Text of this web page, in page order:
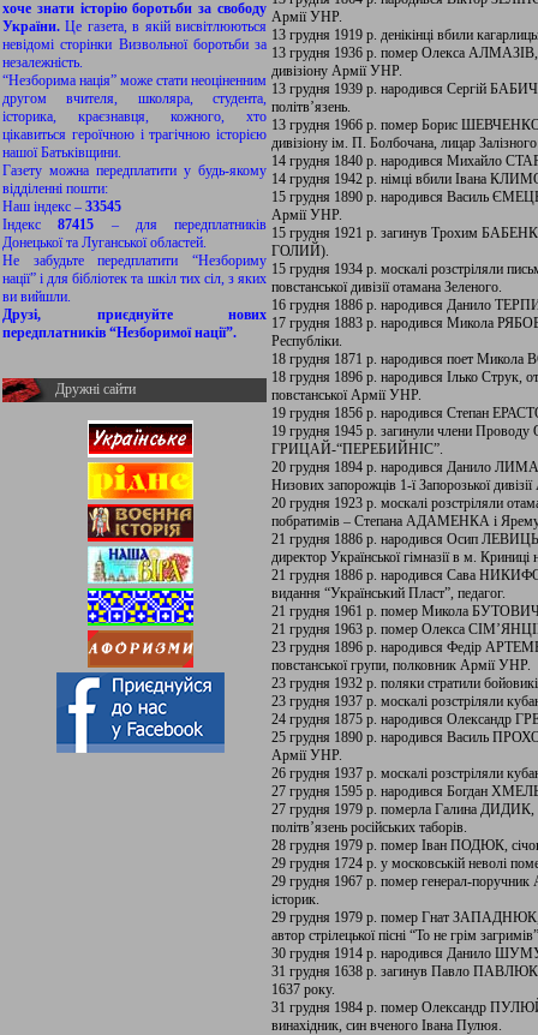
хоче знати історію боротьби за свободу
України.Це газета, в якій висвітлюються
невідомі сторінки Визвольної боротьби за
незалежність.
“Незборима нація” може стати неоціненним
другом вчителя, школяра, студента,
історика, краєзнавця, кожного, хто
цікавиться героїчною і трагічною історією
нашої Батьківщини.
Газету можна передплатити у будь-якому
відділенні пошти:
Наш індекс – 33545
Індекс87415 – для передплатників
Донецької та Луганської областей.
Не забудьте передплатити “Незбориму
нації” і для бібліотек та шкіл тих сіл, з яких
ви вийшли.
Друзі, приєднуйте нових
передплатників “Незборимої нації”.
Дружні сайти
Армії УНР.
13 грудня 1919 р. денікінці вбили
13 грудня 1936 р. помер Олекса АЛМАЗІВ,
дивізіону Армії УНР.
13 грудня 1939 р. народився Сергій
політв’язень.
13 грудня 1966 р. помер Борис ШЕВЧЕНКО,
дивізіону ім. П. Болбочана, лицар
14 грудня 1840 р. народився Михайло
14 грудня 1942 р. німці вбили Івана
15 грудня 1890 р. народився Василь
Армії УНР.
15 грудня 1921 р. загинув Трохим
ГОЛИЙ).
15 грудня 1934 р. москалі розстріляли
повстанської дивізії отамана Зеленого.
16 грудня 1886 р. народився Данило
17 грудня 1883 р. народився Микола
Республіки.
18 грудня 1871 р. народився поет
18 грудня 1896 р. народився Ілько Струк,
повстанської Армії УНР.
19 грудня 1856 р. народився Степан
19 грудня 1945 р. загинули члени
ГРИЦАЙ-“ПЕРЕБИЙНІС”.
20 грудня 1894 р. народився Данило
Низових запорожців 1-ї Запорозької
20 грудня 1923 р. москалі розстріляли
побратимів – Степана АДАМЕНКА і
21 грудня 1886 р. народився Осип
директор Української гімназії в м.
21 грудня 1886 р. народився Сава
видання “Український Пласт”, педагог.
21 грудня 1961 р. помер Микола
21 грудня 1963 р. помер Олекса
23 грудня 1896 р. народився Федір
повстанської групи, полковник Армії УНР.
23 грудня 1932 р. поляки стратили
23 грудня 1937 р. москалі розстріляли
24 грудня 1875 р. народився Олександр
25 грудня 1890 р. народився Василь
Армії УНР.
26 грудня 1937 р. москалі розстріляли
27 грудня 1595 р. народився Богдан
27 грудня 1979 р. померла Галина ДИДИК,
політв’язень російських таборів.
28 грудня 1979 р. помер Іван ПОДЮК,
29 грудня 1724 р. у московській неволі
29 грудня 1967 р. помер генерал-
історик.
29 грудня 1979 р. помер Гнат
автор стрілецької пісні “То не грім
30 грудня 1914 р. народився Данило
31 грудня 1638 р. загинув Павло ПАВЛЮК
1637 року.
31 грудня 1984 р. помер Олександр
винахідник, син вченого Івана Пулюя.